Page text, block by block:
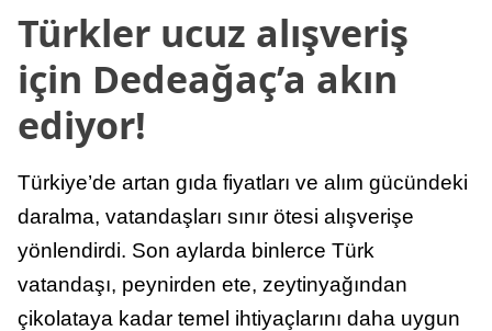
Türkler ucuz alışveriş
için Dedeağaç’a akın
ediyor!
Türkiye’de artan gıda fiyatları ve alım gücündeki
daralma, vatandaşları sınır ötesi alışverişe
yönlendirdi. Son aylarda binlerce Türk
vatandaşı, peynirden ete, zeytinyağından
çikolataya kadar temel ihtiyaçlarını daha uygun